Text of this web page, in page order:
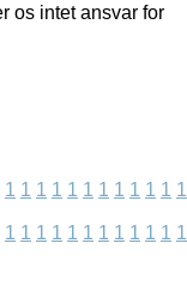
os intet ansvar for
1 1 1 1 1 1 1 1 1 1 1 1
1 1 1 1 1 1 1 1 1 1 1 1